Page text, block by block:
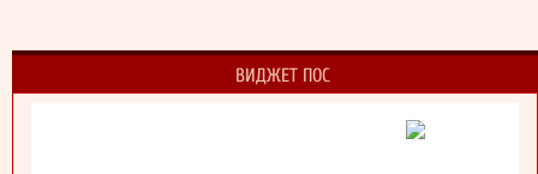
ВИДЖЕТ ПОС